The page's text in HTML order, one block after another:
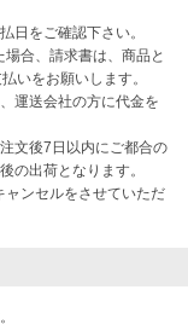
日をご確認下さい。
合、請求書は、商品と
いをお願いします。
運送会社の方に代金を
文後7日以内にご都合の
の出荷となります。
ンセルをさせていただ